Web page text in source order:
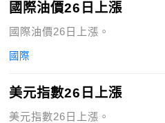
國際油價26日上漲
國際油價26日上漲。
國際
美元指數26日上漲
美元指數26日上漲。